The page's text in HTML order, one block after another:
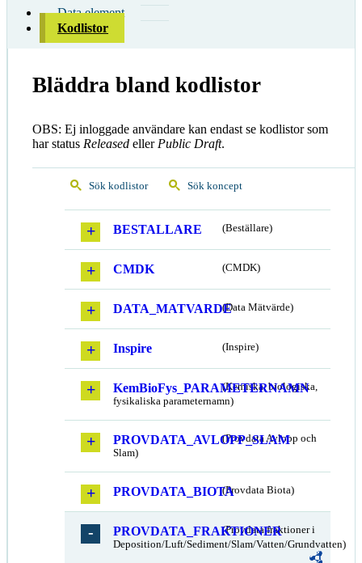
Data element
Kodlistor
Bläddra bland kodlistor
OBS: Ej inloggade användare kan endast se kodlistor som
har status Released eller Public Draft.
Sök kodlistor Sök koncept
BESTALLARE (Beställare)
CMDK (CMDK)
DATA_MATVARDE(Data Mätvärde)
Inspire (Inspire)
KemBioFys_PARAMETERNAMN
(Kemiska, biologiska,
fysikaliska parameternamn)
PROVDATA_AVLOPP_SLAM
(Provdata Avlopp och
Slam)
PROVDATA_BIOTA(Provdata Biota)
PROVDATA_FRAKTIONER
(Provdata fraktioner i
Deposition/Luft/Sediment/Slam/Vatten/Grundvatten)